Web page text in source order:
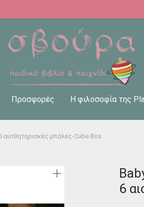
Προσφορές Η φιλοσοφία της
αισθητηριακές μπάλες-Cube Box
6